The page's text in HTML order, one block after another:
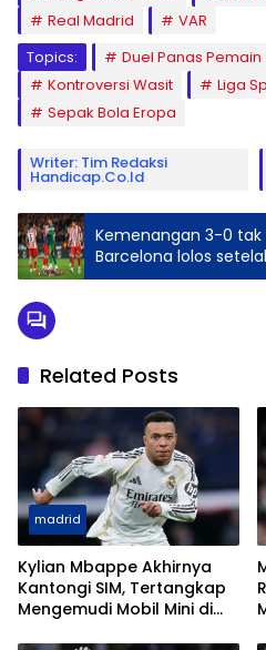
Real Madrid
VAR
Topics:
Duel Panas Pemain
Kontroversi Wasit
Liga
Sepak Bola Eropa
Writer: Tim Redaksi
Handicap.co.id
Kemenangan 3-0
Barcelona lolos
Atletico Madrid.
Related Posts
madrid
Kylian Mbappe Akhirnya
Kantongi SIM, Tertangkap
Mengemudi Mobil Mini di